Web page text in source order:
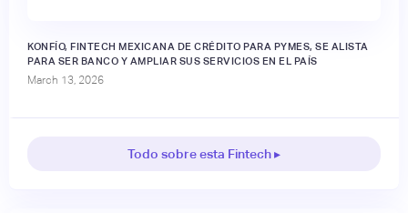
KONFÍO, FINTECH MEXICANA DE CRÉDITO PARA PYMES, SE ALISTA
PARA SER BANCO Y AMPLIAR SUS SERVICIOS EN EL PAÍS
March 13, 2026
Todo sobre esta Fintech ▸